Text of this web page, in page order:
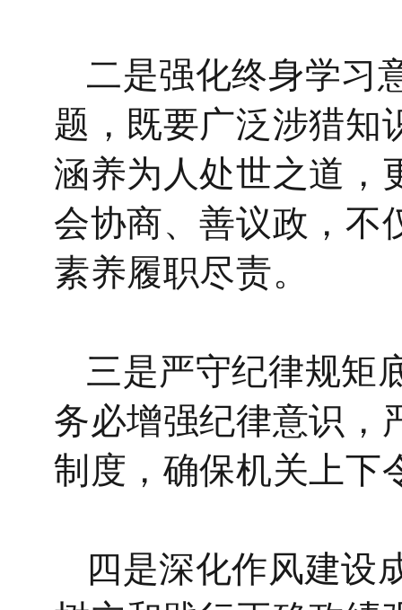
二是强化终身学习
题，既要广泛涉猎知
涵养为人处世之道，
会协商、善议政，不
素养履职尽责。
三是严守纪律规矩
务必增强纪律意识，
制度，确保机关上下
四是深化作风建设